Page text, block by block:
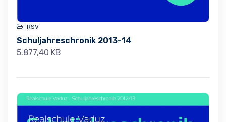
RSV
Schuljahreschronik 2013-14
5.877,40 KB